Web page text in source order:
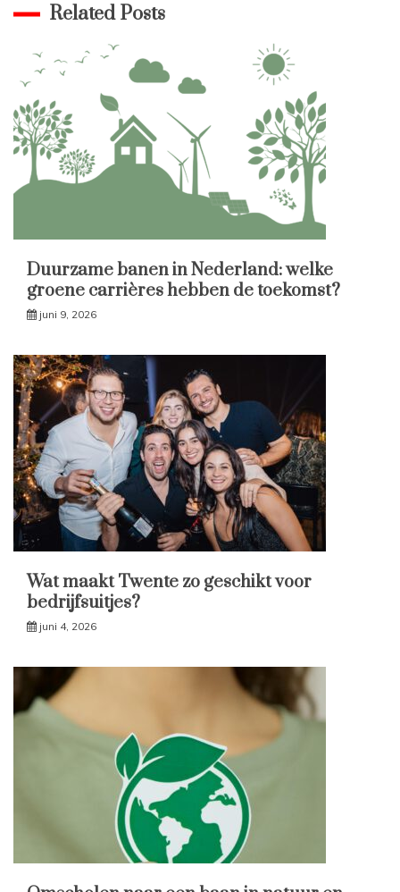
Related Posts
Duurzame banen in Nederland: welke
groene carrières hebben de toekomst?
juni 9, 2026
Wat maakt Twente zo geschikt voor
bedrijfsuitjes?
juni 4, 2026